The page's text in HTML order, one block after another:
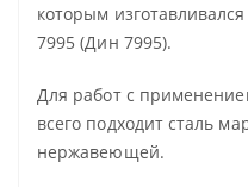
которым
7995 (Дин 7995).
Для работ с
всего подходит сталь
нержавеющей.